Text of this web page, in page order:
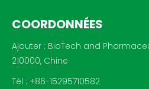
COORDONNÉES
Ajouter : BioTech and
210000, Chine
Tél : +86-15295710582